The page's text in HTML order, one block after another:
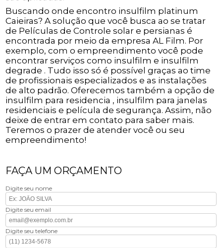
Buscando onde encontro insulfilm platinum
Caieiras? A solução que você busca ao se tratar
de Películas de Controle solar e persianas é
encontrada por meio da empresa AL Film. Por
exemplo, com o empreendimento você pode
encontrar serviços como insulfilm e insulfilm
degrade . Tudo isso só é possível graças ao time
de profissionais especializados e as instalações
de alto padrão. Oferecemos também a opção de
insulfilm para residencia , insulfilm para janelas
residenciais e película de segurança. Assim, não
deixe de entrar em contato para saber mais.
Teremos o prazer de atender você ou seu
empreendimento!
FAÇA UM ORÇAMENTO
Digite seu nome
Digite seu email
Digite seu telefone